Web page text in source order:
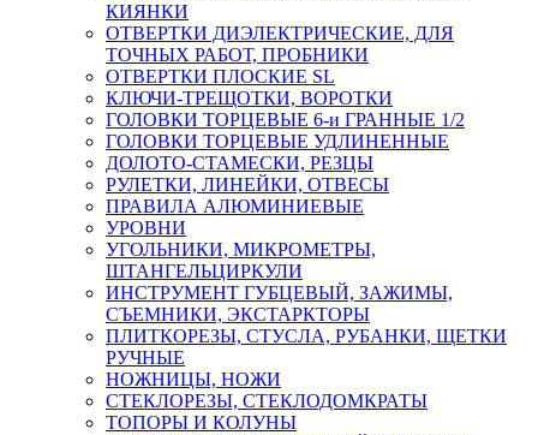
КИЯНКИ
ОТВЕРТКИ ДИЭЛЕКТРИЧЕСКИЕ, ДЛЯ
ТОЧНЫХ РАБОТ, ПРОБНИКИ
ОТВЕРТКИ ПЛОСКИЕ SL
КЛЮЧИ-ТРЕЩОТКИ, ВОРОТКИ
ГОЛОВКИ ТОРЦЕВЫЕ 6-и ГРАННЫЕ 1/2
ГОЛОВКИ ТОРЦЕВЫЕ УДЛИНЕННЫЕ
ДОЛОТО-СТАМЕСКИ, РЕЗЦЫ
РУЛЕТКИ, ЛИНЕЙКИ, ОТВЕСЫ
ПРАВИЛА АЛЮМИНИЕВЫЕ
УРОВНИ
УГОЛЬНИКИ, МИКРОМЕТРЫ,
ШТАНГЕЛЬЦИРКУЛИ
ИНСТРУМЕНТ ГУБЦЕВЫЙ, ЗАЖИМЫ,
СЪЕМНИКИ, ЭКСТАРКТОРЫ
ПЛИТКОРЕЗЫ, СТУСЛА, РУБАНКИ, ЩЕТКИ
РУЧНЫЕ
НОЖНИЦЫ, НОЖИ
СТЕКЛОРЕЗЫ, СТЕКЛОДОМКРАТЫ
ТОПОРЫ И КОЛУНЫ